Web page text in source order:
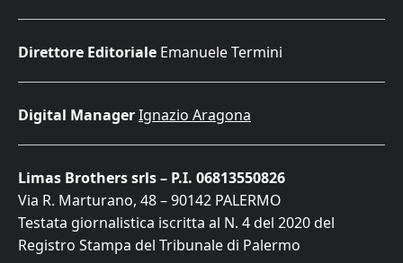
Direttore Editoriale Emanuele Termini
Digital ManagerIgnazio Aragona
Limas Brothers srls – P.I. 06813550826
Via R. Marturano, 48 – 90142 PALERMO
Testata giornalistica iscritta al N. 4 del 2020 del
Registro Stampa del Tribunale di Palermo